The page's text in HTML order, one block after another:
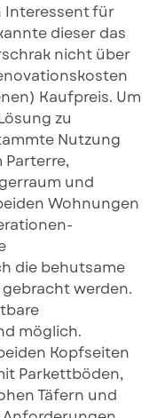
Interessent für
dieser das
nicht über
Kaufpreis. Um
zu
Nutzung
Parterre,
und
Wohnungen
die behutsame
werden.
möglich.
Kopfseiten
Parkettböden,
Täfern und